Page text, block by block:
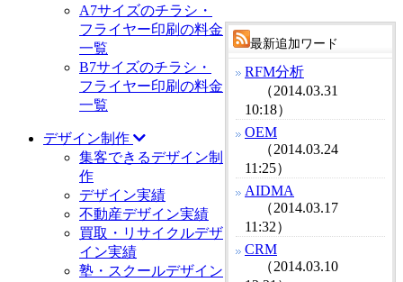
最新追加ワード
RFM分析
（2014.03.31
10:18）
OEM
（2014.03.24
11:25）
AIDMA
（2014.03.17
11:32）
CRM
（2014.03.10
A7サイズのチラシ・
フライヤー印刷の料金
一覧
B7サイズのチラシ・
フライヤー印刷の料金
一覧
デザイン制作
集客できるデザイン制
作
デザイン実績
不動産デザイン実績
買取・リサイクルデザ
イン実績
塾・スクールデザイン